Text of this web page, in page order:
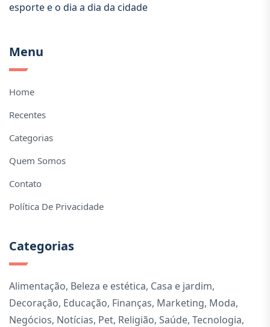
esporte e o dia a dia da cidade
Menu
Home
Recentes
Categorias
Quem Somos
Contato
Política De Privacidade
Categorias
Alimentação, Beleza e estética, Casa e jardim,
Decoração, Educação, Finanças, Marketing, Moda,
Negócios, Notícias, Pet, Religião, Saúde, Tecnologia,